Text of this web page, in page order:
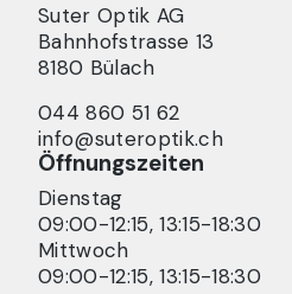
Suter Optik AG
Bahnhofstrasse 13
8180 Bülach
044 860 51 62
info@suteroptik.ch
Öffnungszeiten
Dienstag
09:00-12:15, 13:15-18:30
Mittwoch
09:00-12:15, 13:15-18:30